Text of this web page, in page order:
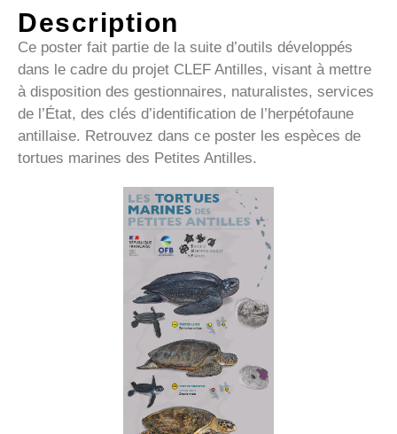
Description
Ce poster fait partie de la suite d’outils développés
dans le cadre du projet CLEF Antilles, visant à mettre
à disposition des gestionnaires, naturalistes, services
de l’État, des clés d’identification de l’herpétofaune
antillaise. Retrouvez dans ce poster les espèces de
tortues marines des Petites Antilles.